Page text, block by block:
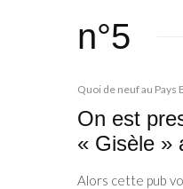
n°5
Quoi de neuf au Pays
On est
« Gisèle »
Alors cette pub